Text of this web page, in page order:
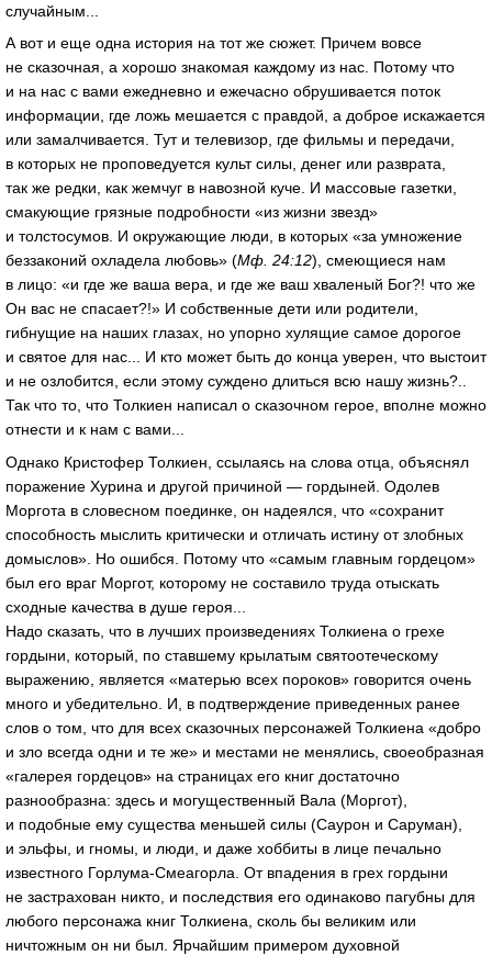
случайным...
А вот и еще одна история на тот же сюжет. Причем вовсе
не сказочная, а хорошо знакомая каждому из нас. Потому что
и на нас с вами ежедневно и ежечасно обрушивается поток
информации, где ложь мешается с правдой, а доброе искажается
или замалчивается. Тут и телевизор, где фильмы и передачи,
в которых не проповедуется культ силы, денег или разврата,
так же редки, как жемчуг в навозной куче. И массовые газетки,
смакующие грязные подробности «из жизни звезд»
и толстосумов. И окружающие люди, в которых «за умножение
беззаконий охладела любовь» (Мф. 24:12), смеющиеся нам
в лицо: «и где же ваша вера, и где же ваш хваленый Бог?! что же
Он вас не спасает?!» И собственные дети или родители,
гибнущие на наших глазах, но упорно хулящие самое дорогое
и святое для нас... И кто может быть до конца уверен, что выстоит
и не озлобится, если этому суждено длиться всю нашу жизнь?..
Так что то, что Толкиен написал о сказочном герое, вполне можно
отнести и к нам с вами...
Однако Кристофер Толкиен, ссылаясь на слова отца, объяснял
поражение Хурина и другой причиной — гордыней. Одолев
Моргота в словесном поединке, он надеялся, что «сохранит
способность мыслить критически и отличать истину от злобных
домыслов». Но ошибся. Потому что «самым главным гордецом»
был его враг Моргот, которому не составило труда отыскать
сходные качества в душе героя...
Надо сказать, что в лучших произведениях Толкиена о грехе
гордыни, который, по ставшему крылатым святоотеческому
выражению, является «матерью всех пороков» говорится очень
много и убедительно. И, в подтверждение приведенных ранее
слов о том, что для всех сказочных персонажей Толкиена «добро
и зло всегда одни и те же» и местами не менялись, своеобразная
«галерея гордецов» на страницах его книг достаточно
разнообразна: здесь и могущественный Вала (Моргот),
и подобные ему существа меньшей силы (Саурон и Саруман),
и эльфы, и гномы, и люди, и даже хоббиты в лице печально
известного Горлума-Смеагорла. От впадения в грех гордыни
не застрахован никто, и последствия его одинаково пагубны для
любого персонажа книг Толкиена, сколь бы великим или
ничтожным он ни был. Ярчайшим примером духовной